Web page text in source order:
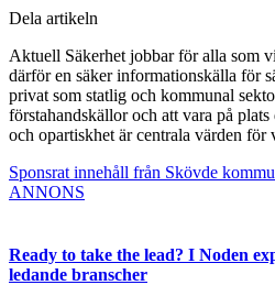
Dela artikeln
Aktuell Säkerhet jobbar för alla som
därför en säker informationskälla för
privat som statlig och kommunal
förstahandskällor och att vara på
och opartiskhet är centrala värden för
Sponsrat innehåll från Skövde
ANNONS
Ready to take the lead? I Noden
ledande branscher